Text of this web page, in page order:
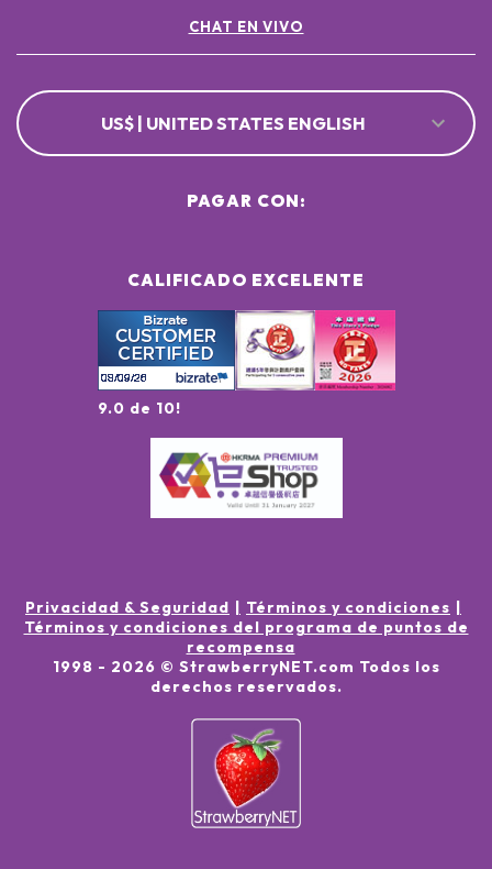
CHAT EN VIVO
US$ | UNITED STATES ENGLISH
CALIFICADO EXCELENTE
9.0 de 10!
PAGAR CON:
Privacidad & Seguridad
Términos y condiciones
Términos y condiciones del programa de puntos de
recompensa
1998 - 2026 © StrawberryNET.com Todos los
derechos reservados.